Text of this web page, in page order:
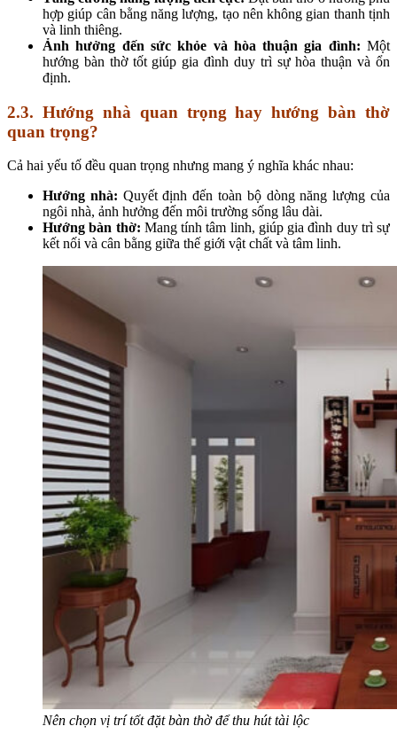
hợp giúp cân bằng năng lượng, tạo nên không gian thanh tịnh
và linh thiêng.
Ảnh hưởng đến sức khỏe và hòa thuận gia đình: Một
hướng bàn thờ tốt giúp gia đình duy trì sự hòa thuận và ổn
định.
2.3. Hướng nhà quan trọng hay hướng bàn thờ
quan trọng?
Cả hai yếu tố đều quan trọng nhưng mang ý nghĩa khác nhau:
Hướng nhà: Quyết định đến toàn bộ dòng năng lượng của
ngôi nhà, ảnh hưởng đến môi trường sống lâu dài.
Hướng bàn thờ: Mang tính tâm linh, giúp gia đình duy trì sự
kết nối và cân bằng giữa thế giới vật chất và tâm linh.
Nên chọn vị trí tốt đặt bàn thờ để thu hút tài lộc